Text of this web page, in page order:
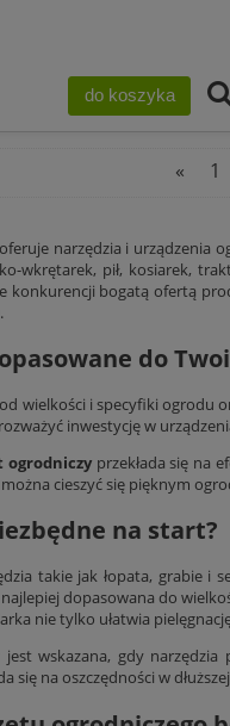
do koszyka
« 1
narzędzia i urządzenia
wkrętarek, pił, kosiarek,
konkurencji bogatą ofertą
do
wielkości i specyfiki
inwestycję w
ogrodniczyprzekłada się na
cieszyć się pięknym
na start?
takie jak łopata, grabie
dopasowana do
nie tylko ułatwia
wskazana, gdy narzędzia
się na oszczędności w